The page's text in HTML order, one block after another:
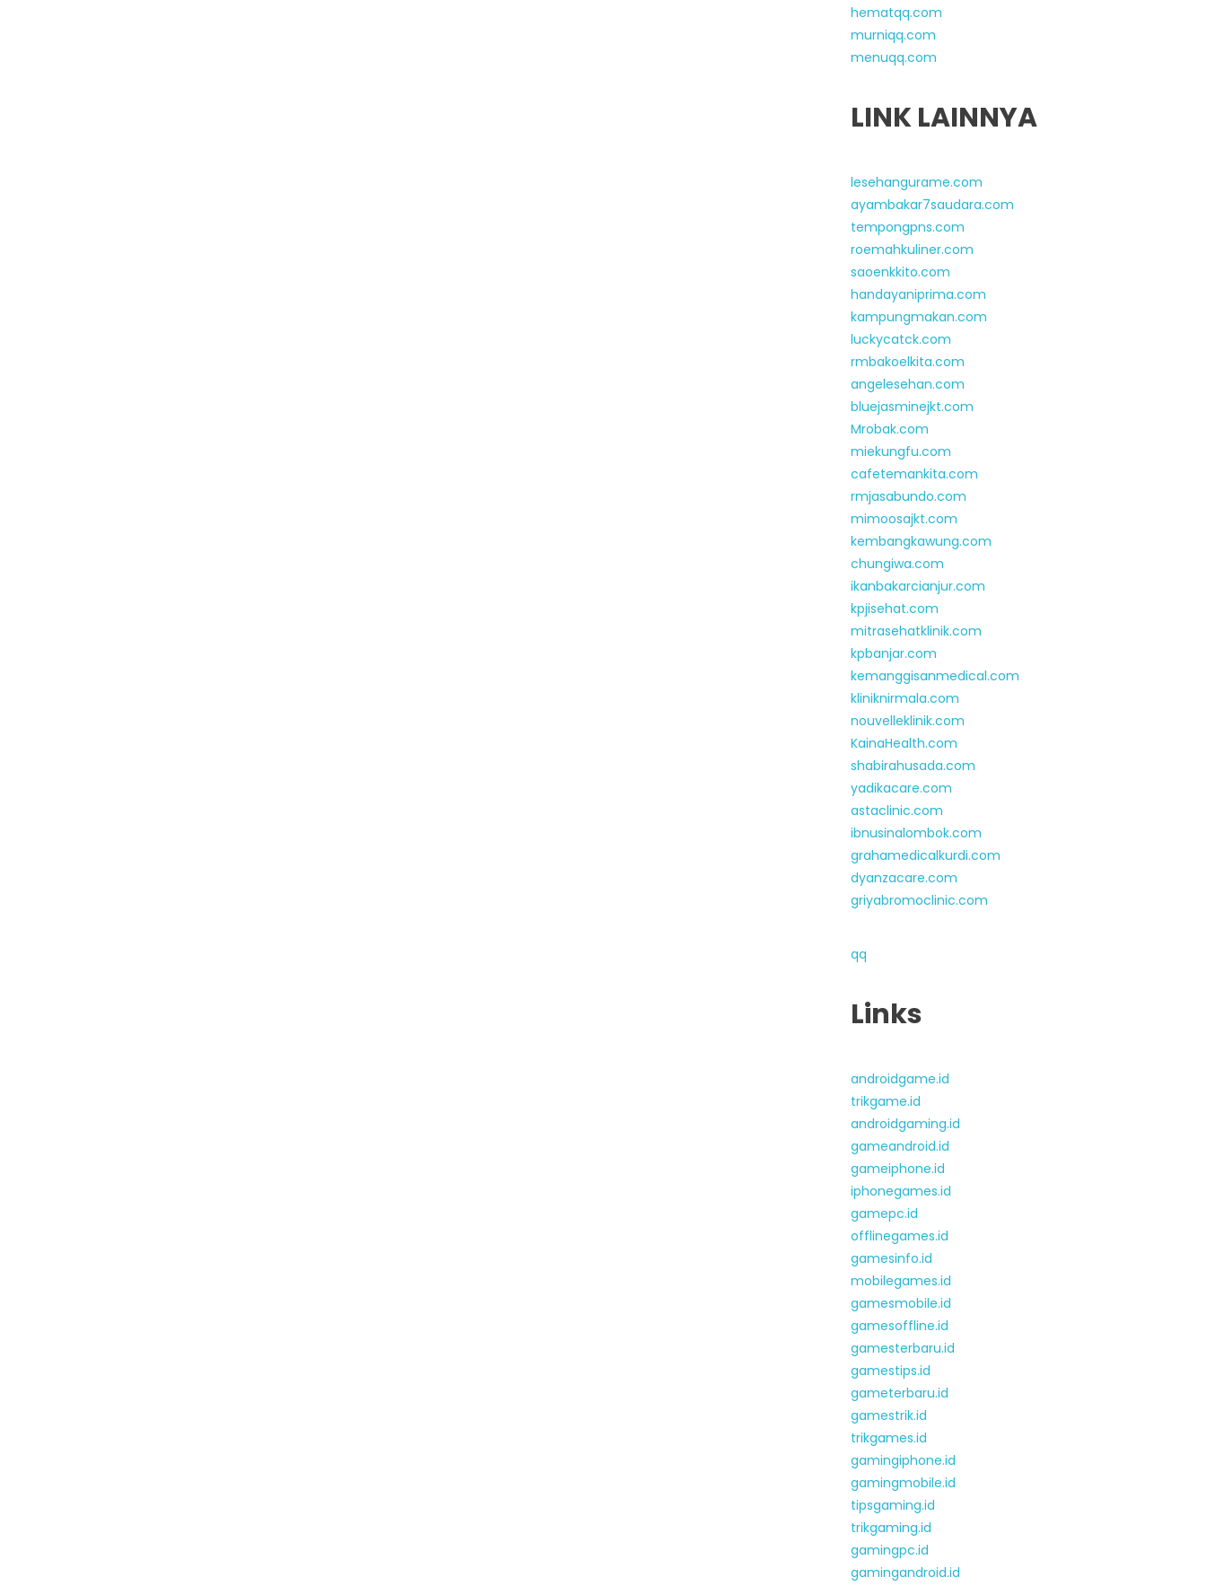
hematqq.com
murniqq.com
menuqq.com
LINK LAINNYA
lesehangurame.com
ayambakar7saudara.com
tempongpns.com
roemahkuliner.com
saoenkkito.com
handayaniprima.com
kampungmakan.com
luckycatck.com
rmbakoelkita.com
angelesehan.com
bluejasminejkt.com
Mrobak.com
miekungfu.com
cafetemankita.com
rmjasabundo.com
mimoosajkt.com
kembangkawung.com
chungiwa.com
ikanbakarcianjur.com
kpjisehat.com
mitrasehatklinik.com
kpbanjar.com
kemanggisanmedical.com
kliniknirmala.com
nouvelleklinik.com
KainaHealth.com
shabirahusada.com
yadikacare.com
astaclinic.com
ibnusinalombok.com
grahamedicalkurdi.com
dyanzacare.com
griyabromoclinic.com
qq
Links
androidgame.id
trikgame.id
androidgaming.id
gameandroid.id
gameiphone.id
iphonegames.id
gamepc.id
offlinegames.id
gamesinfo.id
mobilegames.id
gamesmobile.id
gamesoffline.id
gamesterbaru.id
gamestips.id
gameterbaru.id
gamestrik.id
trikgames.id
gamingiphone.id
gamingmobile.id
tipsgaming.id
trikgaming.id
gamingpc.id
gamingandroid.id